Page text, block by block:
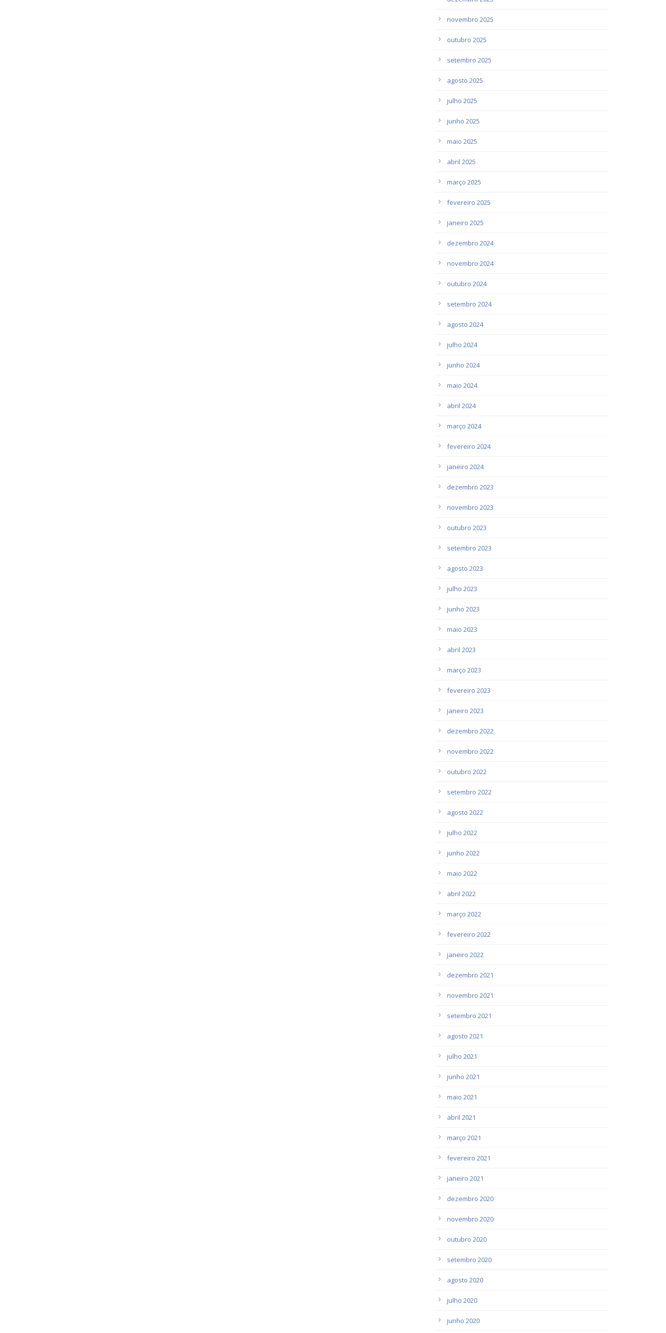
novembro 2025
outubro 2025
setembro 2025
agosto 2025
julho 2025
junho 2025
maio 2025
abril 2025
março 2025
fevereiro 2025
janeiro 2025
dezembro 2024
novembro 2024
outubro 2024
setembro 2024
agosto 2024
julho 2024
junho 2024
maio 2024
abril 2024
março 2024
fevereiro 2024
janeiro 2024
dezembro 2023
novembro 2023
outubro 2023
setembro 2023
agosto 2023
julho 2023
junho 2023
maio 2023
abril 2023
março 2023
fevereiro 2023
janeiro 2023
dezembro 2022
novembro 2022
outubro 2022
setembro 2022
agosto 2022
julho 2022
junho 2022
maio 2022
abril 2022
março 2022
fevereiro 2022
janeiro 2022
dezembro 2021
novembro 2021
setembro 2021
agosto 2021
julho 2021
junho 2021
maio 2021
abril 2021
março 2021
fevereiro 2021
janeiro 2021
dezembro 2020
novembro 2020
outubro 2020
setembro 2020
agosto 2020
julho 2020
junho 2020